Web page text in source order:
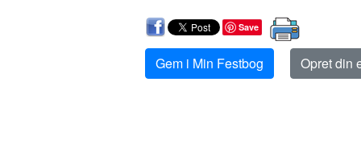
Save
Gem i Min Festbog Opret din